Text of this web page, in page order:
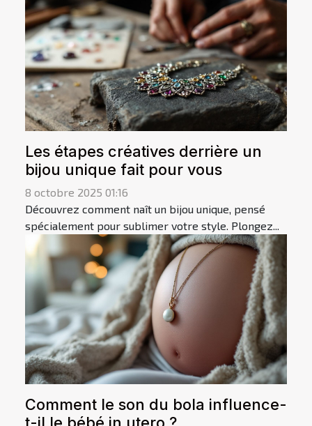
Les étapes créatives derrière un
bijou unique fait pour vous
8 octobre 2025 01:16
Découvrez comment naît un bijou unique, pensé
spécialement pour sublimer votre style. Plongez...
Comment le son du bola influence-